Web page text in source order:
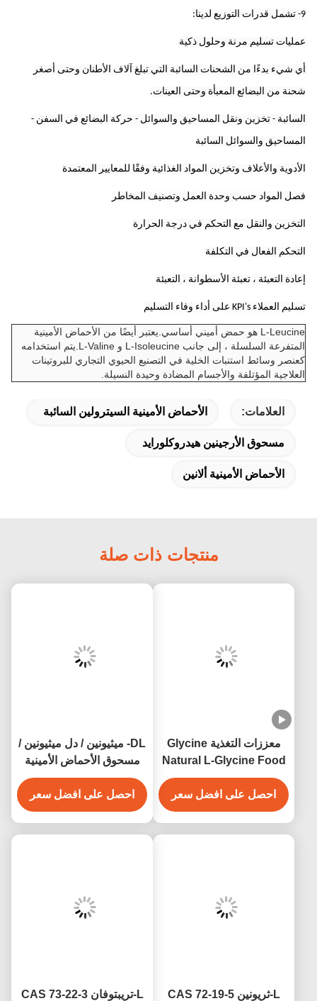
عمليات تسليم مرنة وحلول ذكية
أي شيء بدءًا من الشحنات السائبة التي تبلغ آلاف الأطنان وحتى أصغر
شحنة من البضائع المعبأة وحتى العينات.
المساحيق والسوائل السائبة
الأدوية والأعلاف وتخزين المواد الغذائية وفقًا للمعايير المعتمدة
فصل المواد حسب وحدة العمل وتصنيف المخاطر
التخزين والنقل مع التحكم في درجة الحرارة
التحكم الفعال في التكلفة
إعادة التعبئة ، تعبئة الأسطوانة ، التعبئة
تسليم العملاء KPI's على أداء وفاء التسليم
L-Leucine هو حمض أميني أساسي.يعتبر أيضًا من الأحماض الأمينية
المتفرعة السلسلة ، إلى جانب L-Isoleucine و L-Valine.يتم استخدامه
كعنصر وسائط استنبات الخلية في التصنيع الحيوي التجاري للبروتينات
العلاجية المؤتلفة والأجسام المضادة وحيدة النسيلة.
العلامات: الأحماض الأمينية السيترولين السائبة
مسحوق الأرجينين هيدروكلورايد
الأحماض الأمينية ألانين
منتجات ذات صلة
معززات التغذية Glycine
Natural L-Glycine Food
Supplements CAS 56-
40-6
احصل على افضل سعر
DL- ميثيونين / دل ميثيونين /
مسحوق الأحماض الأمينية
الميثيونين CAS 59-51-8
احصل على افضل سعر
L-ثريونين CAS 72-19-5
L-تريبتوفان CAS 73-22-3